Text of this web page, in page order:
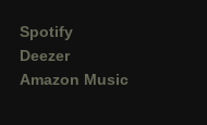
Spotify
Deezer
Amazon Music